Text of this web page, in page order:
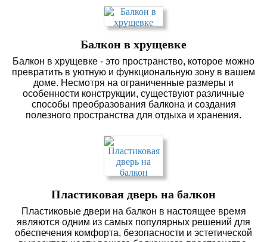
Балкон в хрущевке
Балкон в хрущевке - это пространство, которое можно
превратить в уютную и функциональную зону в вашем
доме. Несмотря на ограниченные размеры и
особенности конструкции, существуют различные
способы преобразования балкона и создания
полезного пространства для отдыха и хранения.
Пластиковая дверь на балкон
Пластиковые двери на балкон в настоящее время
являются одним из самых популярных решений для
обеспечения комфорта, безопасности и эстетической